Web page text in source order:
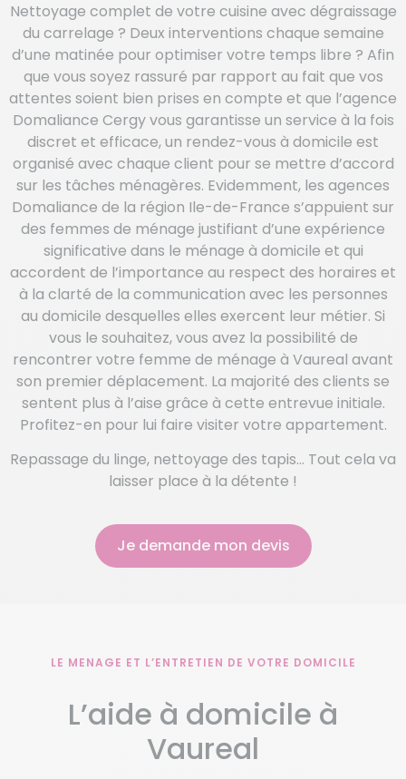
Nettoyage complet de votre cuisine avec dégraissage
du carrelage ? Deux interventions chaque semaine
d’une matinée pour optimiser votre temps libre ? Afin
que vous soyez rassuré par rapport au fait que vos
attentes soient bien prises en compte et que l’agence
Domaliance Cergy vous garantisse un service à la fois
discret et efficace, un rendez-vous à domicile est
organisé avec chaque client pour se mettre d’accord
sur les tâches ménagères. Evidemment, les agences
Domaliance de la région Ile-de-France s’appuient sur
des femmes de ménage justifiant d’une expérience
significative dans le ménage à domicile et qui
accordent de l’importance au respect des horaires et
à la clarté de la communication avec les personnes
au domicile desquelles elles exercent leur métier. Si
vous le souhaitez, vous avez la possibilité de
rencontrer votre femme de ménage à Vaureal avant
son premier déplacement. La majorité des clients se
sentent plus à l’aise grâce à cette entrevue initiale.
Profitez-en pour lui faire visiter votre appartement.
Repassage du linge, nettoyage des tapis… Tout cela va
laisser place à la détente !
Je demande mon devis
LE MENAGE ET L’ENTRETIEN DE VOTRE DOMICILE
L’aide à domicile à
Vaureal